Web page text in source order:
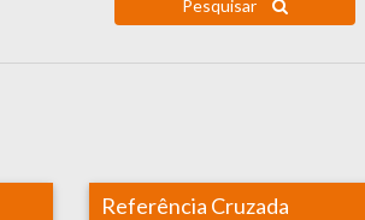
Pesquisar
Referência Cruzada